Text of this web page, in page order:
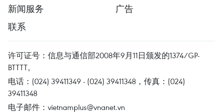
新闻服务
广告
联系
许可证号：信息与通信部2008年9月11日颁发的1374/GP-
BTTTT。
电话：(024) 39411349 - (024) 39411348，传真：(024)
39411348
电子邮件： vietnamplus@vnanet.vn